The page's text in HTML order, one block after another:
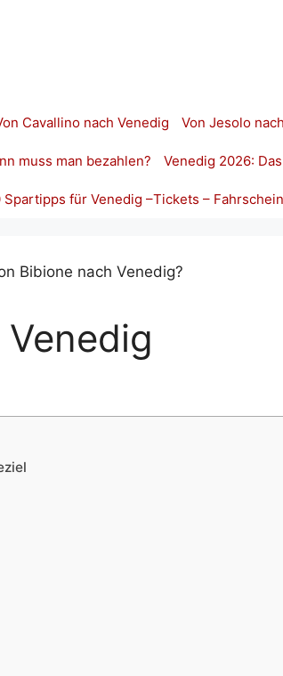
Cavallino nach Venedig Von Jesolo
muss man bezahlen? Venedig 2026:
Spartipps für Venedig –Tickets –